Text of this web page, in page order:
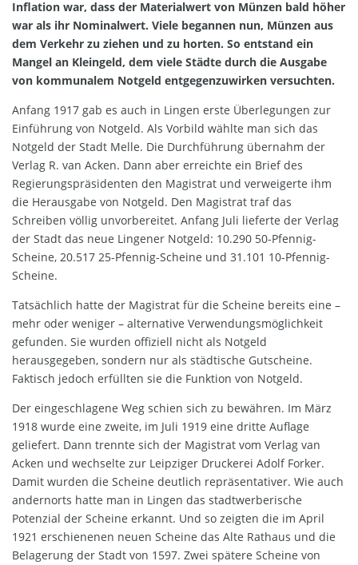
Inflation war, dass der Materialwert von Münzen bald höher
war als ihr Nominalwert. Viele begannen nun, Münzen aus
dem Verkehr zu ziehen und zu horten. So entstand ein
Mangel an Kleingeld, dem viele Städte durch die Ausgabe
von kommunalem Notgeld entgegenzuwirken versuchten.
Anfang 1917 gab es auch in Lingen erste Überlegungen zur
Einführung von Notgeld. Als Vorbild wählte man sich das
Notgeld der Stadt Melle. Die Durchführung übernahm der
Verlag R. van Acken. Dann aber erreichte ein Brief des
Regierungspräsidenten den Magistrat und verweigerte ihm
die Herausgabe von Notgeld. Den Magistrat traf das
Schreiben völlig unvorbereitet. Anfang Juli lieferte der Verlag
der Stadt das neue Lingener Notgeld: 10.290 50-Pfennig-
Scheine, 20.517 25-Pfennig-Scheine und 31.101 10-Pfennig-
Scheine.
Tatsächlich hatte der Magistrat für die Scheine bereits eine –
mehr oder weniger – alternative Verwendungsmöglichkeit
gefunden. Sie wurden offiziell nicht als Notgeld
herausgegeben, sondern nur als städtische Gutscheine.
Faktisch jedoch erfüllten sie die Funktion von Notgeld.
Der eingeschlagene Weg schien sich zu bewähren. Im März
1918 wurde eine zweite, im Juli 1919 eine dritte Auflage
geliefert. Dann trennte sich der Magistrat vom Verlag van
Acken und wechselte zur Leipziger Druckerei Adolf Forker.
Damit wurden die Scheine deutlich repräsentativer. Wie auch
andernorts hatte man in Lingen das stadtwerberische
Potenzial der Scheine erkannt. Und so zeigten die im April
1921 erschienenen neuen Scheine das Alte Rathaus und die
Belagerung der Stadt von 1597. Zwei spätere Scheine von